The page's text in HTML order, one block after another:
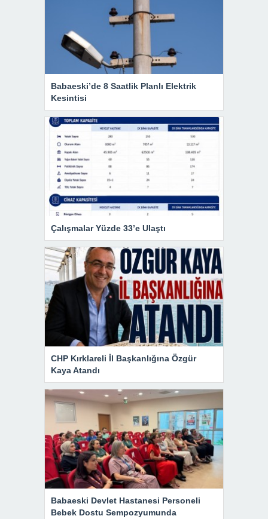
Babaeski’de 8 Saatlik Planlı Elektrik
Kesintisi
Çalışmalar Yüzde 33’e Ulaştı
CHP Kırklareli İl Başkanlığına Özgür
Kaya Atandı
Babaeski Devlet Hastanesi Personeli
Bebek Dostu Sempozyumunda